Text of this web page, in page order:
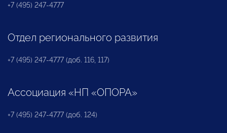
+7 (495) 247-4777
Отдел регионального развития
+7 (495) 247-4777 (доб. 116, 117)
Ассоциация «НП «ОПОРА»
+7 (495) 247-4777 (доб. 124)